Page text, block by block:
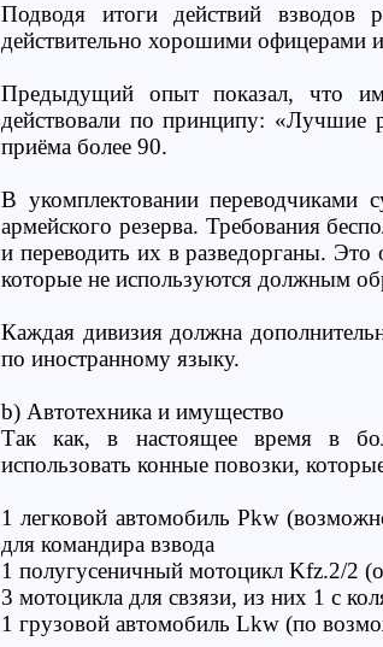
Подводя итоги действий взводов
действительно хорошими офицерами
Предыдущий опыт показал, что
действовали по принципу: «Лучшие
приёма более 90.
В укомплектовании
армейского резерва. Требования
и переводить их в разведорганы. Это
которые не используются должным
Каждая дивизия должна
по иностранному языку.
b) Автотехника и имущество
Так как, в настоящее время в
использовать конные повозки,
1 легковой автомобиль Pkw
для командира взвода
1 полугусеничный мотоцикл Kfz.2/2
3 мотоцикла для свзязи, из них 1 с
1 грузовой автомобиль Lkw (по